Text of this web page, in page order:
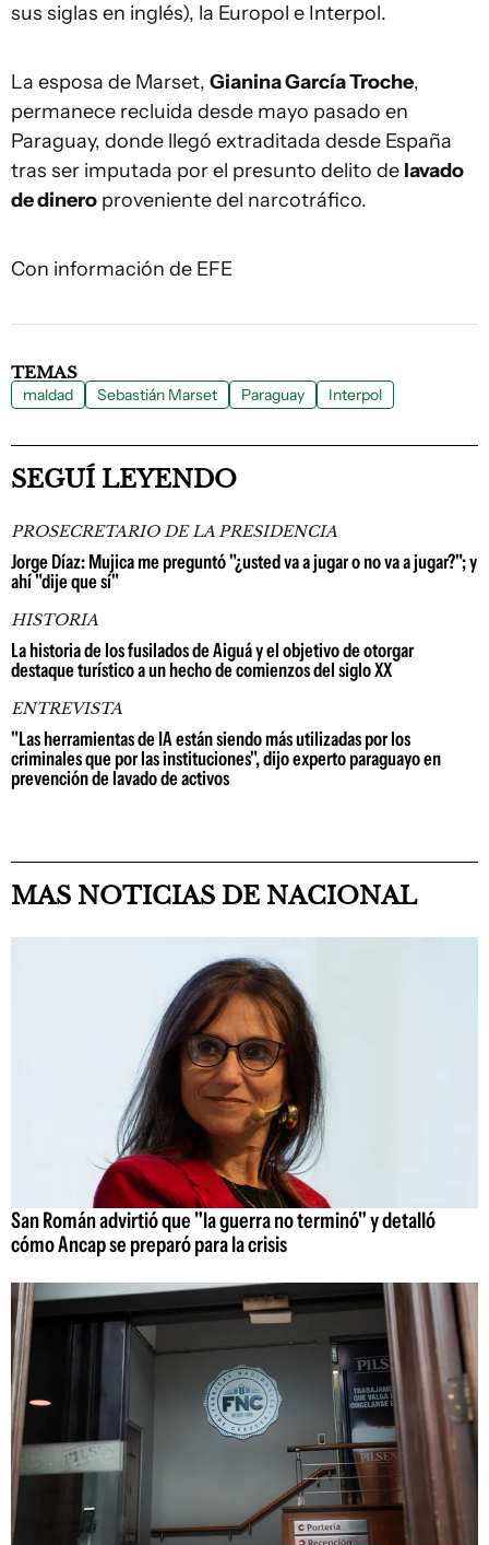
sus siglas en inglés), la Europol e Interpol.
La esposa de Marset, Gianina García Troche,
permanece recluida desde mayo pasado en
Paraguay, donde llegó extraditada desde España
tras ser imputada por el presunto delito de lavado
de dinero proveniente del narcotráfico.
Con información de EFE
TEMAS
maldad Sebastián Marset Paraguay Interpol
SEGUÍ LEYENDO
PROSECRETARIO DE LA PRESIDENCIA
Jorge Díaz: Mujica me preguntó "¿usted va a jugar o no va a jugar?"; y
ahí "dije que sí"
HISTORIA
La historia de los fusilados de Aiguá y el objetivo de otorgar
destaque turístico a un hecho de comienzos del siglo XX
ENTREVISTA
"Las herramientas de IA están siendo más utilizadas por los
criminales que por las instituciones", dijo experto paraguayo en
prevención de lavado de activos
MAS NOTICIAS DE NACIONAL
San Román advirtió que "la guerra no terminó" y detalló
cómo Ancap se preparó para la crisis